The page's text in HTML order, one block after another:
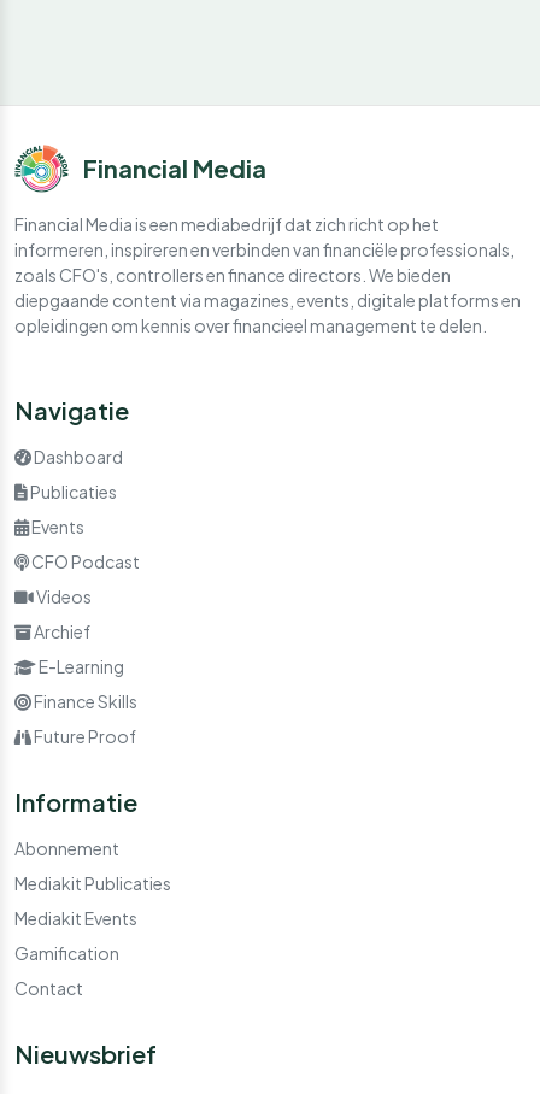
Financial Media
Financial Media is een mediabedrijf dat zich richt op het
informeren, inspireren en verbinden van financiële professionals,
zoals CFO's, controllers en finance directors. We bieden
diepgaande content via magazines, events, digitale platforms en
opleidingen om kennis over financieel management te delen.
Navigatie
Dashboard
Publicaties
Events
CFO Podcast
Videos
Archief
E-Learning
Finance Skills
Future Proof
Informatie
Abonnement
Mediakit Publicaties
Mediakit Events
Gamification
Contact
Nieuwsbrief